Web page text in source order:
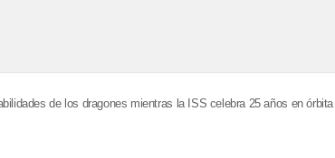
de los dragones mientras la ISS celebra 25 años en órbita